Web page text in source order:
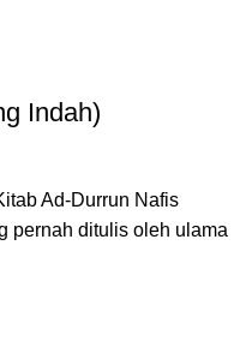
Indah)
Ad-Durrun Nafis
pernah ditulis oleh ulama